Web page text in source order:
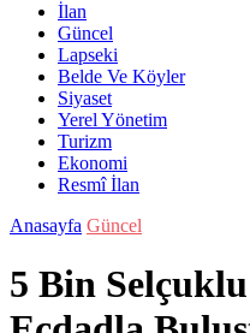
İlan
Güncel
Lapseki
Belde Ve Köyler
Siyaset
Yerel Yönetim
Turizm
Ekonomi
Resmî İlan
Anasayfa Güncel
5 Bin